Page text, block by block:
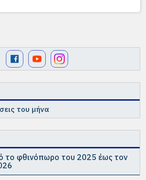
του μήνα
το φθινόπωρο του 2025 έως τον